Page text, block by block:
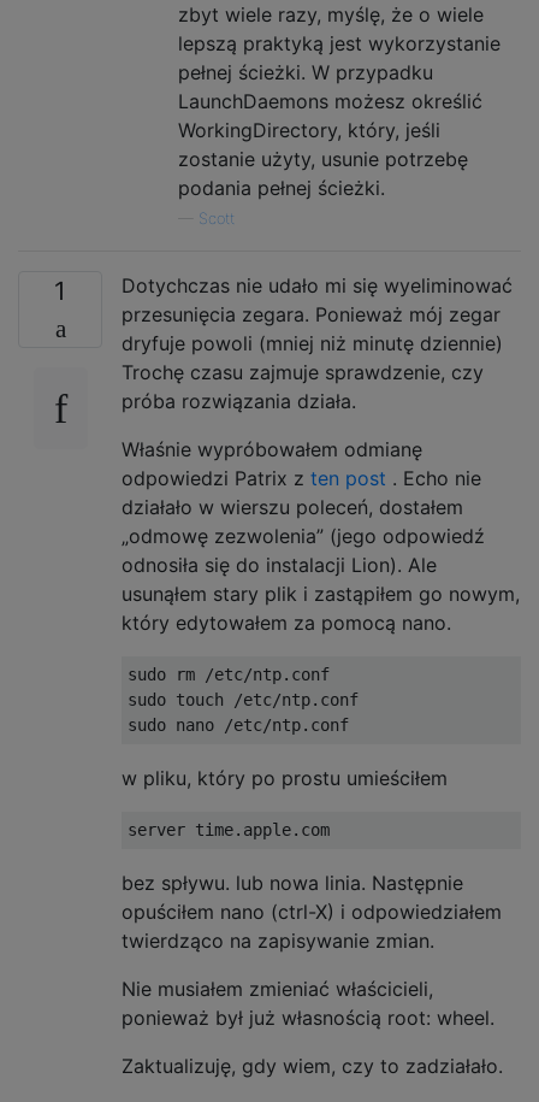
zbyt wiele razy, myślę, że o wiele
lepszą praktyką jest wykorzystanie
pełnej ścieżki. W przypadku
LaunchDaemons możesz określić
WorkingDirectory, który, jeśli
zostanie użyty, usunie potrzebę
podania pełnej ścieżki.
Scott
1
Dotychczas nie udało mi się wyeliminować
przesunięcia zegara. Ponieważ mój zegar
dryfuje powoli (mniej niż minutę dziennie)
Trochę czasu zajmuje sprawdzenie, czy
próba rozwiązania działa.
Właśnie wypróbowałem odmianę
odpowiedzi Patrix z ten post . Echo nie
działało w wierszu poleceń, dostałem
„odmowę zezwolenia” (jego odpowiedź
odnosiła się do instalacji Lion). Ale
usunąłem stary plik i zastąpiłem go nowym,
który edytowałem za pomocą nano.
sudo rm /etc/ntp.conf
sudo touch /etc/ntp.conf
w pliku, który po prostu umieściłem
bez spływu. lub nowa linia. Następnie
opuściłem nano (ctrl-X) i odpowiedziałem
twierdząco na zapisywanie zmian.
Nie musiałem zmieniać właścicieli,
ponieważ był już własnością root: wheel.
Zaktualizuję, gdy wiem, czy to zadziałało.